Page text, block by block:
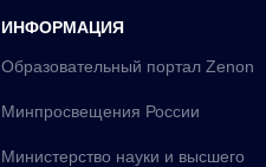
ИНФОРМАЦИЯ
Образовательный портал Zenon
Минпросвещения России
Министерство науки и высшего